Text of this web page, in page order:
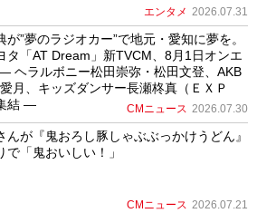
エンタメ 2026.07.31
が”夢のラジオカー”で地元・愛知に夢を。
タ「AT Dream」新TVCM、8月1日オンエ
ヘラルボニー松田崇弥・松田文登、AKB
月、キッズダンサー長瀬柊真（ＥＸＰ
結 ―
CMニュース 2026.07.30
んが『鬼おろし豚しゃぶぶっかけうどん』
で「鬼おいしい！」
CMニュース 2026.07.21